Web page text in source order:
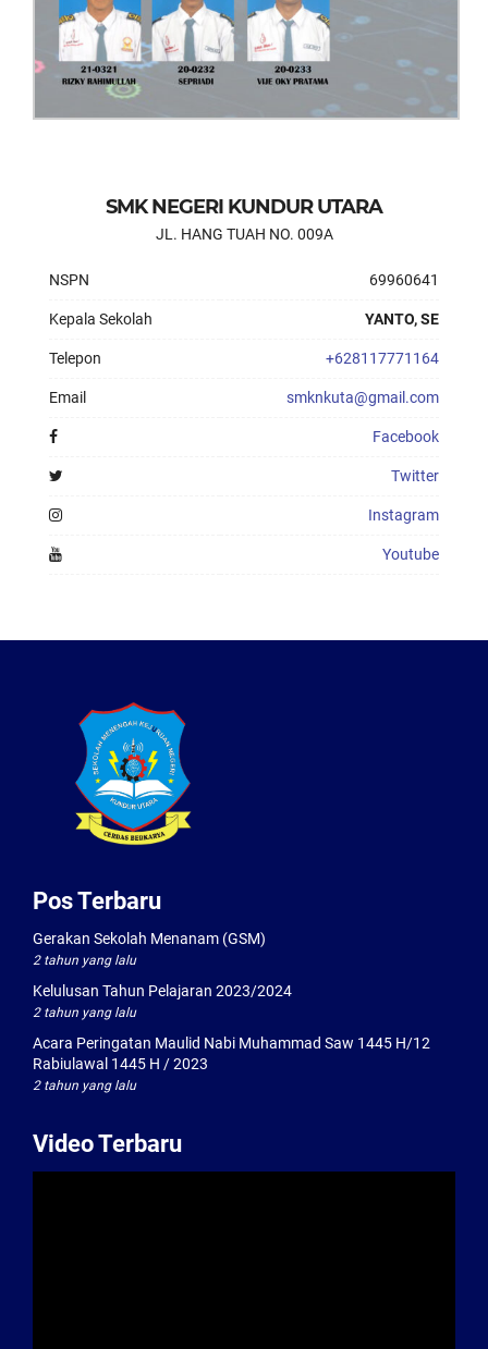
SMK NEGERI KUNDUR UTARA
JL. HANG TUAH NO. 009A
NSPN 69960641
Kepala Sekolah YANTO, SE
Telepon +628117771164
Email smknkuta@gmail.com
Facebook
Twitter
Instagram
Youtube
Pos Terbaru
Gerakan Sekolah Menanam (GSM)
2 tahun yang lalu
Kelulusan Tahun Pelajaran 2023/2024
2 tahun yang lalu
Acara Peringatan Maulid Nabi Muhammad Saw 1445 H/12
Rabiulawal 1445 H / 2023
2 tahun yang lalu
Video Terbaru